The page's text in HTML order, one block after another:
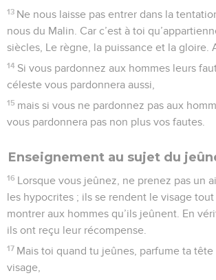
13 Ne nous laisse pas entrer dans la
nous du Malin. Car c’est à toi
siècles, Le règne, la puissance et la gloire.
14 Si vous pardonnez aux hommes leurs
céleste vous pardonnera aussi,
15 mais si vous ne pardonnez pas aux
vous pardonnera pas non plus vos fautes.
Enseignement au sujet du
16 Lorsque vous jeûnez, ne prenez pas un
les hypocrites ; ils se rendent le visage
montrer aux hommes qu’ils jeûnent. En
ils ont reçu leur récompense.
17 Mais toi quand tu jeûnes, parfume ta
visage,